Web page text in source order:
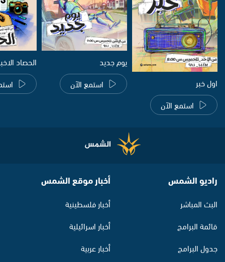
اول خبر
استمع الآن
يوم جديد
استمع الآن
الحصاد
راديو الشمس
البث المباشر
قائمة البرامج
جدول البرامج
أخبار موقع الشمس
أخبار فلسطينية
أخبار اسرائيلية
أخبار عربية